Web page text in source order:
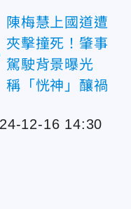
陳梅慧上國道遭
夾擊撞死！肇事
駕駛背景曝光
稱「恍神」釀禍
12-16 14:30